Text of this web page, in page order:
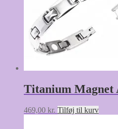
Titanium Magnet
469,00 kr. Tilføj til kurv